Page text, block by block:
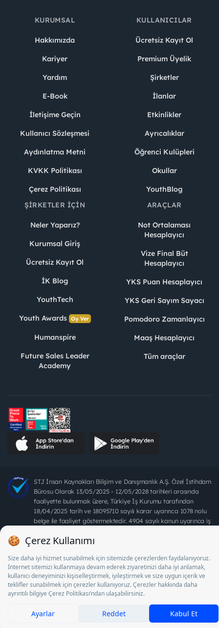
KURUMSAL
Hakkımızda
Kariyer
Yardım
E-Book
İletişime Geçin
Kullanıcı Sözleşmesi
Aydınlatma Metni
KVKK Politikası
Çerez Politikası
KULLANICILAR
Ücretsiz Kayıt Ol
Premium Üyelik
Şirketler
İlanlar
Etkinlikler
Ayrıcalıklar
Öğrenci Kulüpleri
Okullar
YouthBlog
ŞIRKETLER İÇIN
Neler Yaparız?
Kurumsal Giriş
Ücretsiz Kayıt Ol
İK Blog
YouthTech
Youth Awards Oy Ver
Humanspire
Future Sales Leader
Academy
ARAÇLAR
Not Ortalaması
Hesaplayıcı
Vize Final Büt
Hesaplayıcı
YKS Puan Hesaplayıcı
YKS Geri Sayım Sayacı
Pomodoro Zamanlayıcı
Maaş Hesaplayıcı
Tüm araçlar
STJ İnsan Kaynakları Bilişim ve Danışmanlık A.Ş. Özel İstihdam
Bürosu Olarak 13/05/2025 - 12/05/2028 tarihleri arasında
faaliyette bulunmak üzere, Türkiye İş Kurumu tarafından
18/04/2025 tarih ve 18095710 sayılı karar uyarınca 1078 nolu
belge ile faaliyet göstermektedir. 4904 sayılı kanun uyarınca iş